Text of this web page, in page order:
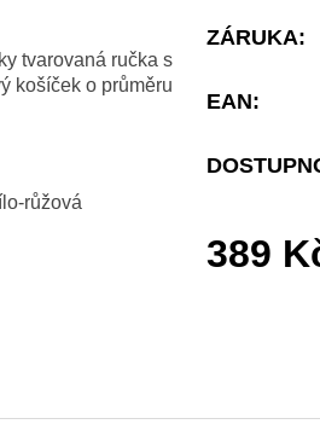
tvarovaná ručka s
košíček o průměru
růžová
ZÁRUKA:
EAN:
389